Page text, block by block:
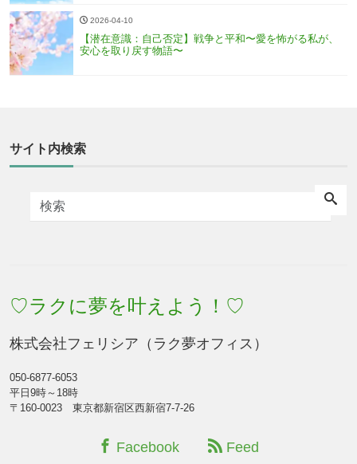
2026-04-10
【潜在意識：自己否定】戦争と平和〜愛を怖がる私が、
安心を取り戻す物語〜
サイト内検索
♡ラクに夢を叶えよう！♡
株式会社フェリシア（ラク夢オフィス）
050-6877-6053
平日9時～18時
〒160-0023 東京都新宿区西新宿7-7-26
Facebook Feed